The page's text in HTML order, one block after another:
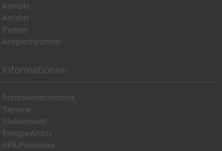
Kontakt
Anfahrt
Partner
Ansprechpartner
Informationen
Branchenverzeichnis
Termine
Stellenmarkt
Energie-Archiv
PPA-Preisindex